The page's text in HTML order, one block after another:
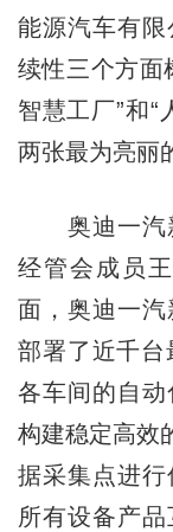
能源汽车有
续性三个方面
智慧工厂”和“
两张最为亮丽
奥迪一汽新
经管会成员
面，奥迪一
部署了近千台
各车间的自
构建稳定高效
据采集点进
所有设备产